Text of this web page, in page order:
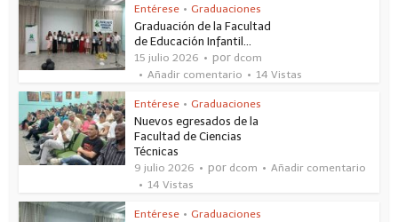
Entérese • Graduaciones
Graduación de la Facultad
de Educación Infantil...
15 julio 2026 por dcom
Añadir comentario
14 Vistas
Entérese • Graduaciones
Nuevos egresados de la
Facultad de Ciencias
Técnicas
9 julio 2026 por dcom
Añadir comentario
14 Vistas
Entérese • Graduaciones